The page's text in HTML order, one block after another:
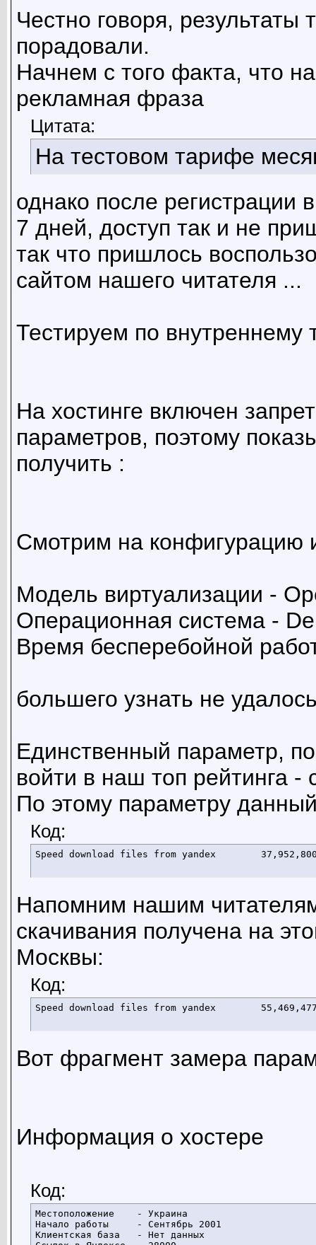
Честно говоря, результаты
порадовали.
Начнем с того факта, что
рекламная фраза
Цитата:
На тестовом тарифе
однако после
7 дней, доступ так и не
так что пришлось
сайтом нашего читателя ...
Тестируем по внутреннему
На хостинге включен
параметров, поэтому
получить :
Смотрим на конфигурацию
Модель виртуализации -
Операционная система -
Время бесперебойной
большего узнать не
Единственный параметр,
войти в наш топ рейтинга -
По этому параметру
Код:
Speed download files
Напомним нашим
скачивания получена на
Москвы:
Код:
Speed download files
Вот фрагмент замера
Информация о хостере
Код:
Местоположение    - Украина
Начало работы     - Сентябрь 2001
Клиентская база   - Нет данных